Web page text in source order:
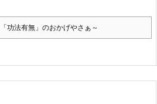
「功法有無」のおかげやさぁ～